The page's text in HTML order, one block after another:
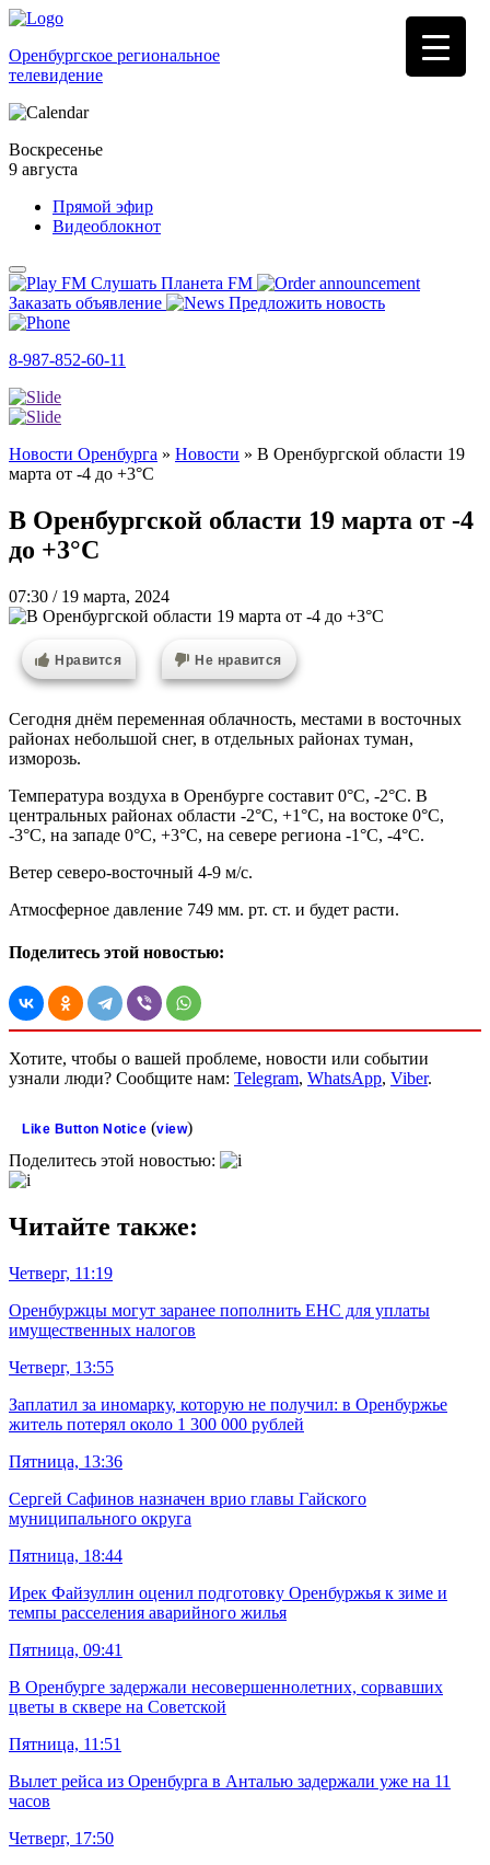
Оренбургское региональное
телевидение
Воскресенье
9 августа
Прямой эфир
Видеоблокнот
Слушать Планета FM
Заказать объявление
Предложить новость
8-987-852-60-11
Новости Оренбурга » Новости » В Оренбургской области 19
марта от -4 до +3°C
В Оренбургской области 19 марта от -4
до +3°C
07:30 / 19 марта, 2024
Нравится Не нравится
Сегодня днём переменная облачность, местами в восточных
районах небольшой снег, в отдельных районах туман,
изморозь.
Температура воздуха в Оренбурге составит 0°C, -2°C. В
центральных районах области -2°C, +1°C, на востоке 0°C,
-3°C, на западе 0°C, +3°C, на севере региона -1°C, -4°C.
Ветер северо-восточный 4-9 м/с.
Атмосферное давление 749 мм. рт. ст. и будет расти.
Поделитесь этой новостью:
Хотите, чтобы о вашей проблеме, новости или событии
узнали люди? Сообщите нам: Telegram, WhatsApp, Viber.
Like Button Notice (view)
Поделитесь этой новостью:
Читайте также:
Четверг, 11:19
Оренбуржцы могут заранее пополнить ЕНС для уплаты
имущественных налогов
Четверг, 13:55
Заплатил за иномарку, которую не получил: в Оренбуржье
житель потерял около 1 300 000 рублей
Пятница, 13:36
Сергей Сафинов назначен врио главы Гайского
муниципального округа
Пятница, 18:44
Ирек Файзуллин оценил подготовку Оренбуржья к зиме и
темпы расселения аварийного жилья
Пятница, 09:41
В Оренбурге задержали несовершеннолетних, сорвавших
цветы в сквере на Советской
Пятница, 11:51
Вылет рейса из Оренбурга в Анталью задержали уже на 11
часов
Четверг, 17:50